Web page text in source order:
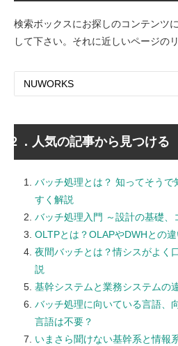
検索ボックスにお探しのコンテンツ
して下さい。それに近しいページの
２．人気の記事から見つける
バッチ処理とは？ 知ってそう
すく解説
バッチ処理入門 ～設計の基礎、
OLTPとは？OLAPやDWHとの
夜間バッチとは？情シスがよく
説
基幹システムと業務システムの
バッチ処理に向いている言語、
言語は不要？
いまさら聞けない基幹系と情報